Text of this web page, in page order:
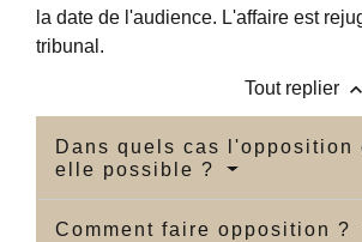
la date de l'audience. L'affaire est
tribunal.
Tout replier keyboard_arrow_up
Dans quels cas l'opposition
elle possible ?
Comment faire opposition ?